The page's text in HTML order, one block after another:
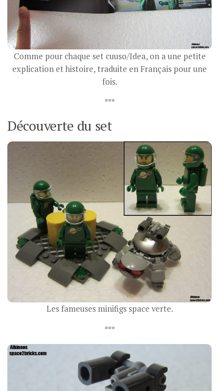
Comme pour chaque set cuuso/Idea, on a une petite
explication et histoire, traduite en Français pour une
fois.
***
Découverte du set
Les fameuses minifigs space verte.
***